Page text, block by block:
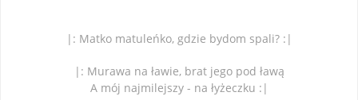
|: Matko matuleńko, gdzie bydom spali? :|
|: Murawa na ławie, brat jego pod ławą
A mój najmilejszy - na łyżeczku :|